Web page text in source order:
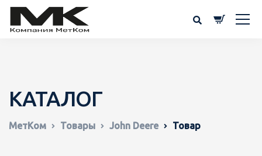
КАТАЛОГ
МетКом Товары John Deere Товар